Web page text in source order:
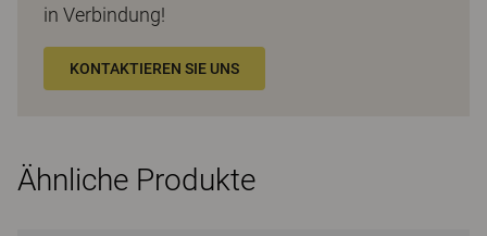
in Verbindung!
KONTAKTIEREN SIE UNS
Ähnliche Produkte